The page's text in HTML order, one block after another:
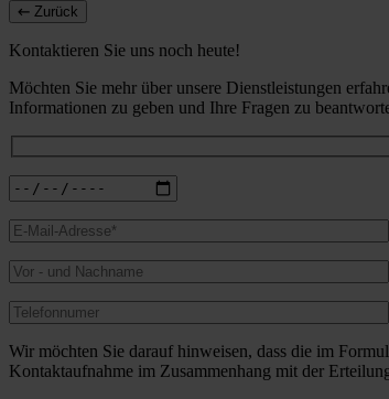
Zurück
Kontaktieren Sie uns noch heute!
Möchten Sie mehr über unsere Dienstleistungen
Informationen zu geben und Ihre Fragen zu
Wir möchten Sie darauf hinweisen, dass die im
Kontaktaufnahme im Zusammenhang mit der